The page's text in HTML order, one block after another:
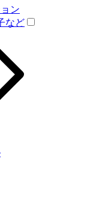
ン
など